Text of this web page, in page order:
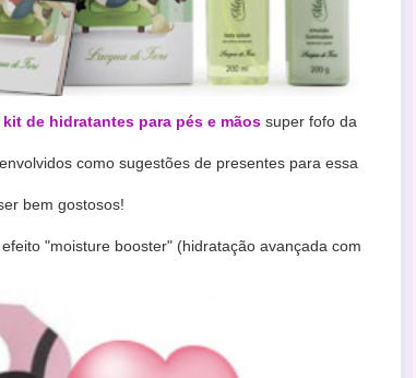
kit de hidratantes para pés e mãos super fofo da
como sugestões de presentes para essa
bem gostosos!
"moisture booster" (hidratação avançada com